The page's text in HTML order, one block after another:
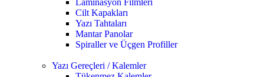
Laminasyon Filmleri
Cilt Kapakları
Yazı Tahtaları
Mantar Panolar
Spiraller ve Üçgen Profiller
Yazı Gereçleri / Kalemler